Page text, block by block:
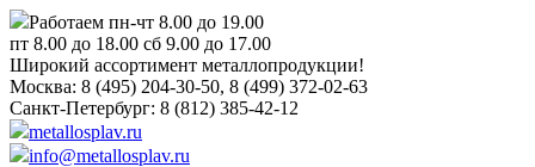
Работаем пн-чт 8.00 до 19.00
пт 8.00 до 18.00 сб 9.00 до 17.00
Широкий ассортимент металлопродукции!
Москва: 8 (495) 204-30-50, 8 (499) 372-02-63
Санкт-Петербург: 8 (812) 385-42-12
metallosplav.ru
info@metallosplav.ru